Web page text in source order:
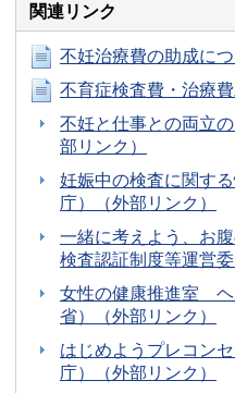
関連リンク
不妊治療費の助成に
不育症検査費・治療
不妊と仕事との両立
部リンク）
妊娠中の検査に関す
庁）（外部リンク）
一緒に考えよう、お
検査認証制度等運営
女性の健康推進室 ヘ
省）（外部リンク）
はじめようプレコン
庁）（外部リンク）